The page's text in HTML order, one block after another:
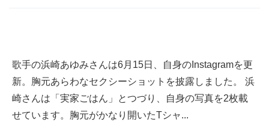
歌手の浜崎あゆみさんは6月15日、自身のInstagramを更
新。胸元あらわなセクシーショットを披露しました。 浜
崎さんは「実家ごはん」とつづり、自身の写真を2枚載
せています。胸元がかなり開いたTシャ...